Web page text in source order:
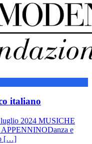
italiano
2024 MUSICHE
e
[…]